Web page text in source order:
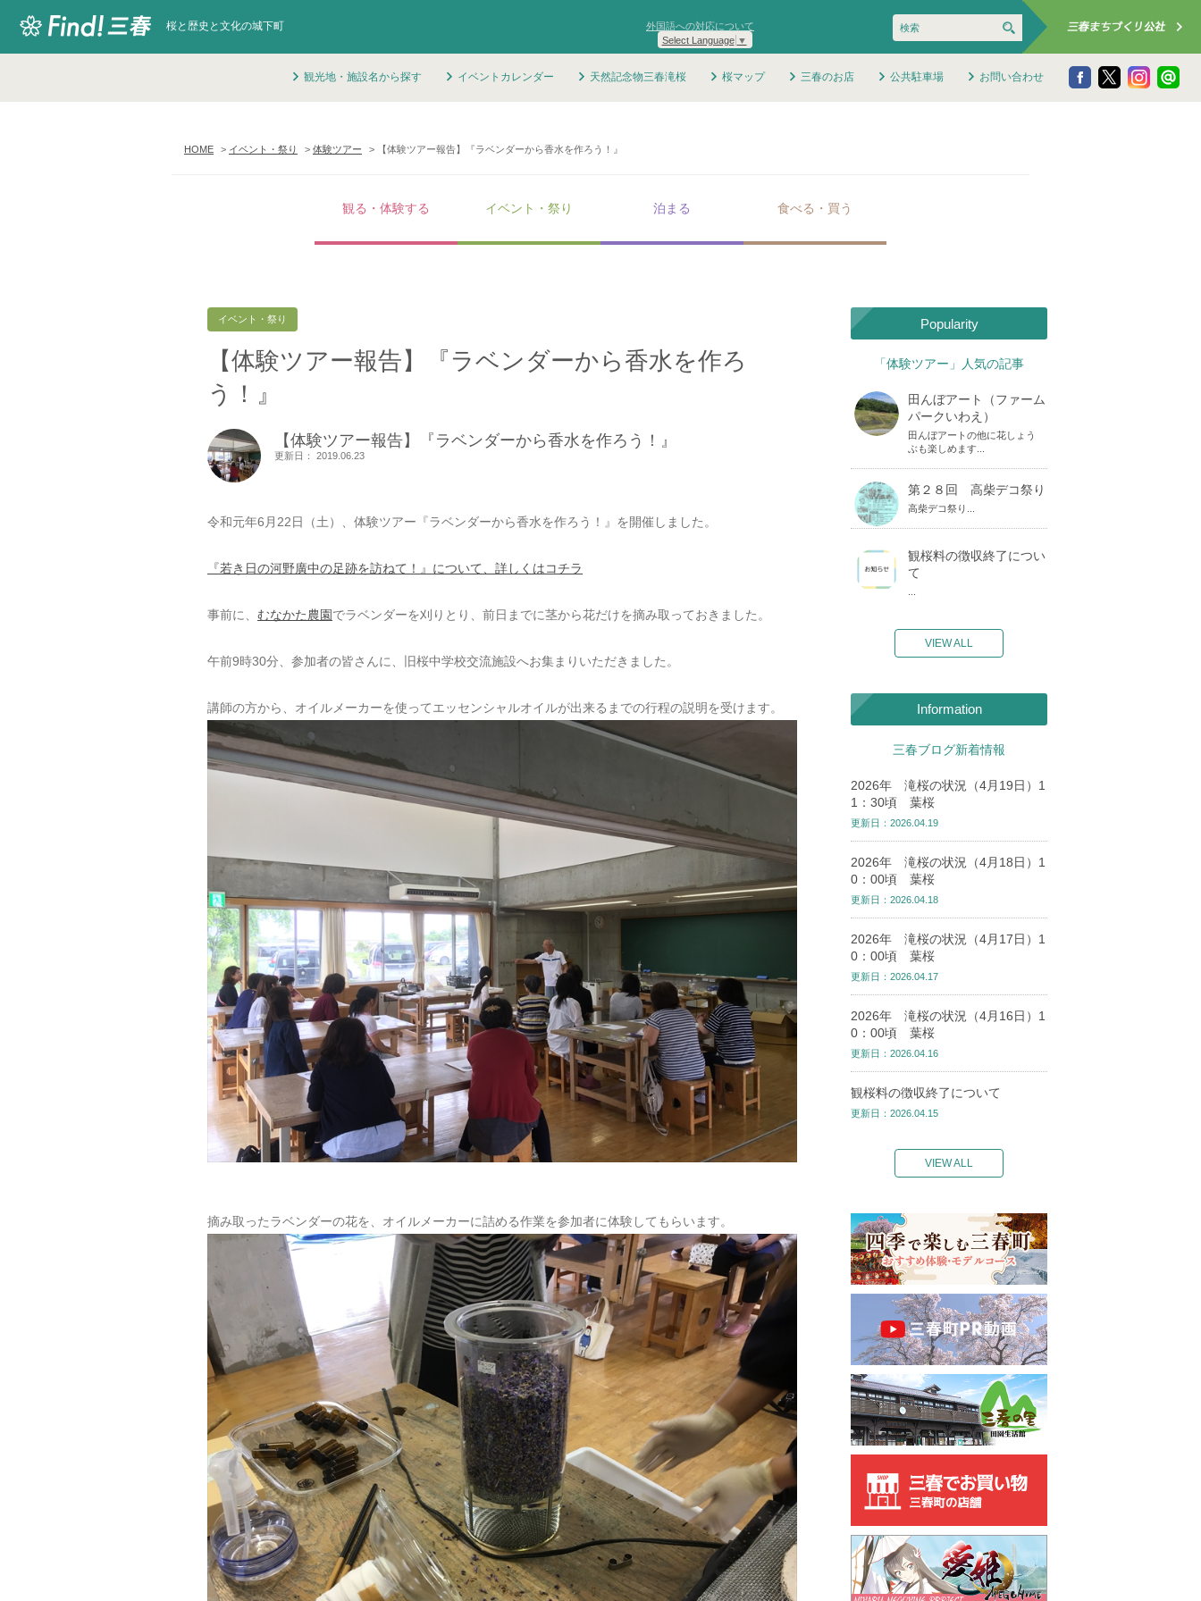
桜と歴史と文化の城下町
外国語への対応について
Select Language ▼
観光地・施設名から探す イベントカレンダー 天然記念物三春滝桜 桜マップ 三春のお店 公共駐車場 お問い合わせ
HOME イベント・祭り 体験ツアー 【体験ツアー報告】『ラベンダーから香水を作ろう！』
観る・体験する イベント・祭り 泊まる 食べる・買う
イベント・祭り
【体験ツアー報告】『ラベンダーから香水を作ろ
う！』
【体験ツアー報告】『ラベンダーから香水を作ろう！』
更新日： 2019.06.23
令和元年6月22日（土）、体験ツアー『ラベンダーから香水を作ろう！』を開催しました。
『若き日の河野廣中の足跡を訪ねて！』について、詳しくはコチラ
事前に、 むなかた農園でラベンダーを刈りとり、前日までに茎から花だけを摘み取っておきました。
午前9時30分、参加者の皆さんに、旧桜中学校交流施設へお集まりいただきました。
講師の方から、オイルメーカーを使ってエッセンシャルオイルが出来るまでの行程の説明を受けます。
摘み取ったラベンダーの花を、オイルメーカーに詰める作業を参加者に体験してもらいます。
Popularity
「体験ツアー」人気の記事
田んぼアート（ファーム
パークいわえ）
田んぼアートの他に花しょう
ぶも楽しめます...
第２８回 高柴デコ祭り
高柴デコ祭り...
観桜料の徴収終了につい
て
VIEW ALL
Information
三春ブログ新着情報
2026年 滝桜の状況（4月19日）1
1：30頃 葉桜
更新日：2026.04.19
2026年 滝桜の状況（4月18日）1
0：00頃 葉桜
更新日：2026.04.18
2026年 滝桜の状況（4月17日）1
0：00頃 葉桜
更新日：2026.04.17
2026年 滝桜の状況（4月16日）1
0：00頃 葉桜
更新日：2026.04.16
観桜料の徴収終了について
更新日：2026.04.15
VIEW ALL